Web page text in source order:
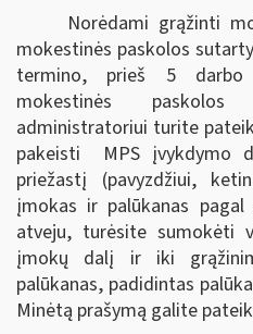
Norėdami grąžinti
mokestinės paskolos
termino, prieš 5 darbo
mokestinės paskolos
administratoriui turite
pakeisti MPS įvykdymo
priežastį (pavyzdžiui,
įmokas ir palūkanas
atveju, turėsite sumokėti
įmokų dalį ir iki
palūkanas, padidintas
Minėtą prašymą galite